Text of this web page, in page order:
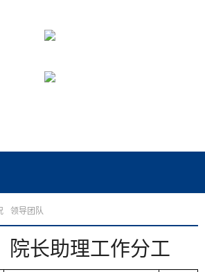
领导团队
院长助理工作分工